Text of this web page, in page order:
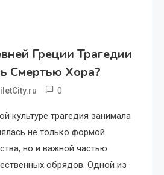
Греции Трагедии
Смертью Хора?
0
культуре трагедия занимала
не только формой
но и важной частью
обрядов. Одной из